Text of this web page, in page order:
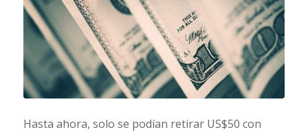
Hasta ahora, solo se podían retirar US$50 con